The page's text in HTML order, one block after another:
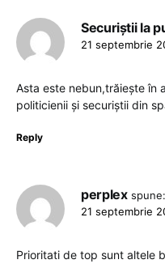
Securiștii la
21 septembrie
Asta este nebun,trăiește în
politicienii și securiștii din
Reply
perplex spune:
21 septembrie
Prioritati de top sunt altele